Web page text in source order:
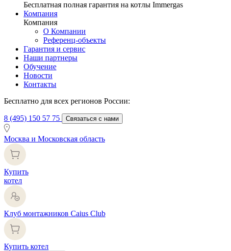
Бесплатная полная гарантия на котлы Immergas
Компания
Компания
О Компании
Референц-объекты
Гарантия и сервис
Наши партнеры
Обучение
Новости
Контакты
Бесплатно для всех регионов России:
8 (495) 150 57 75 Связаться с нами
Москва и Московская область
Купить
котел
Клуб монтажников Caius Club
Купить котел